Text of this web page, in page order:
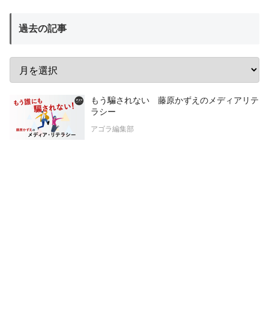
過去の記事
もう騙されない 藤原かずえのメディアリテ
ラシー
アゴラ編集部